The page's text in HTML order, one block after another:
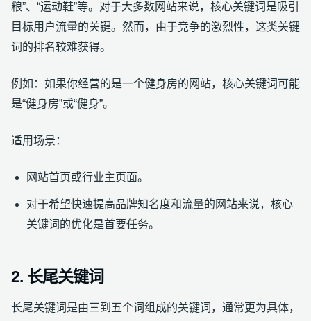
粮”、“运动鞋”等。对于大多数网站来说，核心关键词是吸引
目标用户流量的关键。然而，由于竞争的激烈性，这类关键
词的排名较难获得。
例如：如果你经营的是一个健身房的网站，核心关键词可能
是“健身房”或“健身”。
适用场景：
网站首页或行业主页面。
对于希望快速提高品牌知名度和流量的网站来说，核心
关键词的优化是首要任务。
2. 长尾关键词
长尾关键词是由三到五个词组成的关键词，通常更为具体，